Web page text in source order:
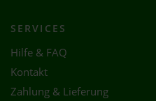
SERVICES
Hilfe & FAQ
Kontakt
Zahlung & Lieferung